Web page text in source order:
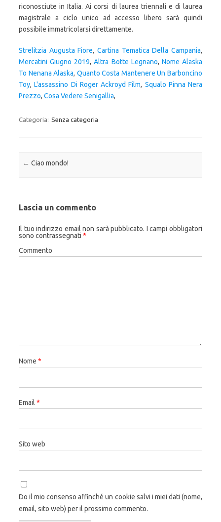
Strelitzia Augusta Fiore,Cartina Tematica Della Campania,
Mercatini Giugno 2019,Altra Botte Legnano, Nome Alaska
To Nenana Alaska, Quanto Costa Mantenere Un Barboncino
Toy,L'assassino Di Roger Ackroyd Film, Squalo Pinna Nera
Prezzo, Cosa Vedere Senigallia,
Categoria: Senza categoria
Navigazione articolo
← Ciao mondo!
Lascia un commento
Il tuo indirizzo email non sarà pubblicato. I campi obbligatori
sono contrassegnati *
Commento
Nome *
Email *
Sito web
Do il mio consenso affinché un cookie salvi i miei dati (nome,
email, sito web) per il prossimo commento.